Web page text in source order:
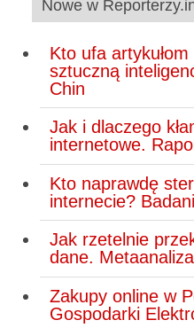
Nowe w
Kto ufa
sztuczną
Chin
Jak i dlaczego
internetowe.
Kto naprawdę
internecie?
Jak rzetelnie
dane.
Zakupy online w
Gospodarki